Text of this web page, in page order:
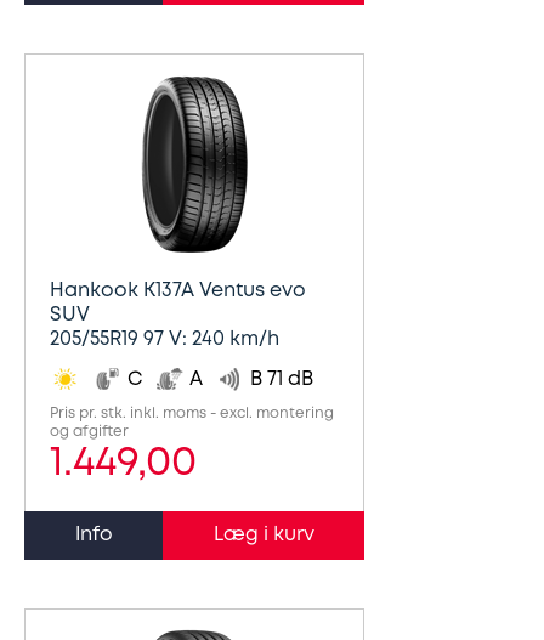
Hankook K137A Ventus evo
SUV
205/55R19 97 V: 240 km/h
C A B 71 dB
Pris pr. stk. inkl. moms - excl. montering
og afgifter
1.449,00
Info